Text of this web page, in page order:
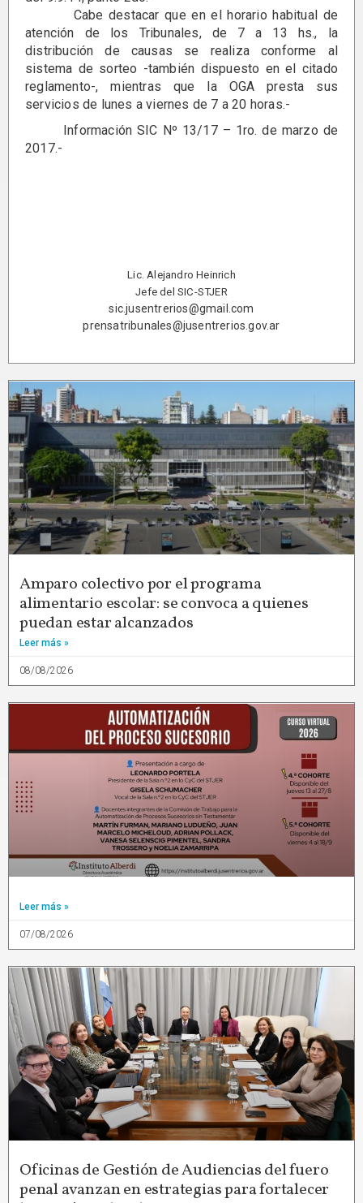
Cabe destacar que en el horario habitual de
atención de los Tribunales, de 7 a 13 hs., la
distribución de causas se realiza conforme al
sistema de sorteo -también dispuesto en el citado
reglamento-, mientras que la OGA presta sus
servicios de lunes a viernes de 7 a 20 horas.-
Información SIC Nº 13/17 – 1ro. de marzo de
2017.-
Lic. Alejandro Heinrich
Jefe del SIC-STJER
sic.jusentrerios@gmail.com
prensatribunales@jusentrerios.gov.ar
Amparo colectivo por el programa
alimentario escolar: se convoca a quienes
puedan estar alcanzados
Leer más »
08/08/2026
Leer más »
07/08/2026
Oficinas de Gestión de Audiencias del fuero
penal avanzan en estrategias para fortalecer